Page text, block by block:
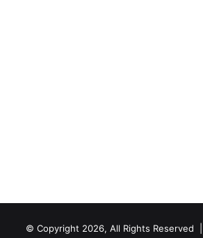
© Copyright 2026, All Rights Reserved |